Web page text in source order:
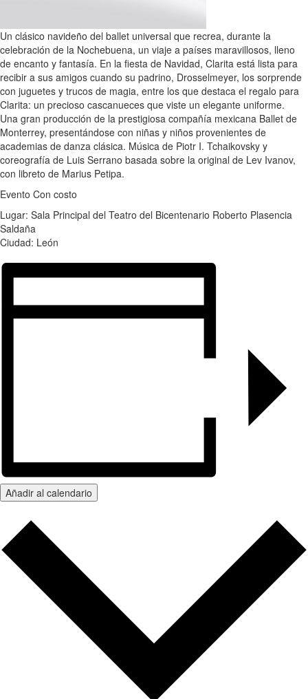
Un clásico navideño del ballet universal que recrea, durante la
celebración de la Nochebuena, un viaje a países maravillosos, lleno
de encanto y fantasía. En la fiesta de Navidad, Clarita está lista para
recibir a sus amigos cuando su padrino, Drosselmeyer, los sorprende
con juguetes y trucos de magia, entre los que destaca el regalo para
Clarita: un precioso cascanueces que viste un elegante uniforme.
Una gran producción de la prestigiosa compañía mexicana Ballet de
Monterrey, presentándose con niñas y niños provenientes de
academias de danza clásica. Música de Piotr I. Tchaikovsky y
coreografía de Luis Serrano basada sobre la original de Lev Ivanov,
con libreto de Marius Petipa.
Evento Con costo
Lugar: Sala Principal del Teatro del Bicentenario Roberto Plasencia
Saldaña
Ciudad: León
Añadir al calendario